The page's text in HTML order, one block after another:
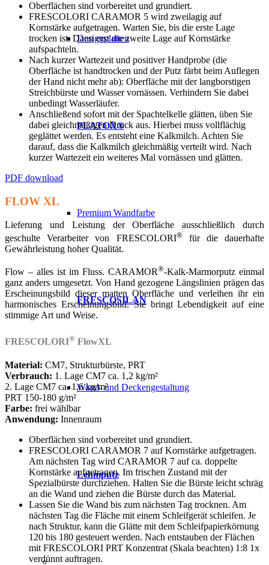
Designplatten
PLATOX®
Premium Wandfarbe
FRESCOSILAN
Wand- und Deckengestaltung
Lehmputz
Oberflächen sind vorbereitet und grundiert.
FRESCOLORI CARAMOR 5 wird zweilagig auf
Kornstärke aufgetragen. Warten Sie, bis die erste Lage
trocken ist. Dann erst die zweite Lage auf Kornstärke
aufspachteln.
Nach kurzer Wartezeit und positiver Handprobe (die
Oberfläche ist handtrocken und der Putz färbt beim Auflegen
der Hand nicht mehr ab): Oberfläche mit der langborstigen
Streichbürste und Wasser vornässen. Verhindern Sie dabei
unbedingt Wasserläufer.
Anschließend sofort mit der Spachtelkelle glätten, üben Sie
dabei gleichmäßigen Druck aus. Hierbei muss vollflächig
geglättet werden. Es entsteht eine Kalkmilch. Achten Sie
darauf, dass die Kalkmilch gleichmäßig verteilt wird. Nach
kurzer Wartezeit ein weiteres Mal vornässen und glätten.
PDF download
FLOW XL
Lieferung und Leistung der Oberfläche ausschließlich durch
geschulte Verarbeiter von FRESCOLORI®für die dauerhafte
Gewährleistung hoher Qualität.
Flow – alles ist im Fluss. CARAMOR®-Kalk-Marmorputz einmal
ganz anders umgesetzt. Von Hand gezogene Längslinien prägen das
Erscheinungsbild dieser matten Oberfläche und verleihen ihr ein
harmonisches Erscheinungsbild. Sie bringt Lebendigkeit auf eine
stimmige Art und Weise.
FRESCOLORI® FlowXL
Material: CM7, Strukturbürste, PRT
Verbrauch: 1. Lage CM7 ca. 1,2 kg/m²
2. Lage CM7 ca. 1,6 kg/m²
PRT 150-180 g/m²
Farbe: frei wählbar
Anwendung: Innenraum
Oberflächen sind vorbereitet und grundiert.
FRESCOLORI CARAMOR 7 auf Kornstärke aufgetragen.
Am nächsten Tag wird CARAMOR 7 auf ca. doppelte
Kornstärke aufgetragen. Im frischen Zustand mit der
Spezialbürste durchziehen. Halten Sie die Bürste leicht schräg
an die Wand und ziehen die Bürste durch das Material.
Lassen Sie die Wand bis zum nächsten Tag trocknen. Am
nächsten Tag die Fläche mit einem Schleifgerät schleifen. Je
nach Struktur, kann die Glätte mit dem Schleifpapierkörnung
120 bis 180 gesteuert werden. Nach entstauben der Flächen
mit FRESCOLORI PRT Konzentrat (Skala beachten) 1:8 1x
verdünnt auftragen.